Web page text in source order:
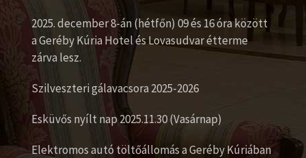
2025. december 8-án (hétfőn) 09 és 16 óra között
a Geréby Kúria Hotel és Lovasudvar étterme
zárva lesz.
Szilveszteri gálavacsora 2025-2026
Esküvős nyílt nap 2025.11.30 (Vasárnap)
Elektromos autó töltőállomás a Geréby Kúriában